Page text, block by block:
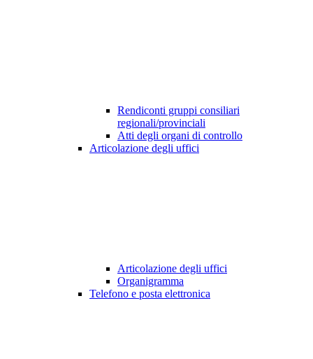
Rendiconti gruppi consiliari
regionali/provinciali
Atti degli organi di controllo
Articolazione degli uffici
Articolazione degli uffici
Organigramma
Telefono e posta elettronica